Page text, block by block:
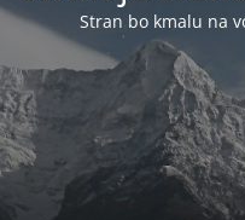
Stran bo kmalu na